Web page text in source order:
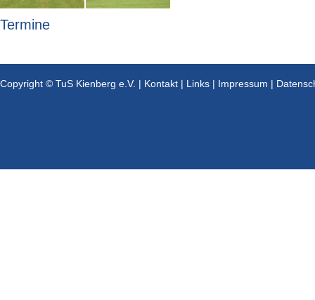
Termine
Copyright © TuS Kienberg e.V. | Kontakt | Links | Impressum |